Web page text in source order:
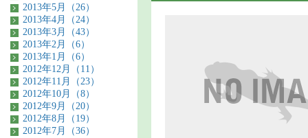
2013年5月（26）
2013年4月（24）
2013年3月（43）
2013年2月（6）
2013年1月（6）
2012年12月（11）
2012年11月（23）
2012年10月（8）
2012年9月（20）
2012年8月（19）
2012年7月（36）